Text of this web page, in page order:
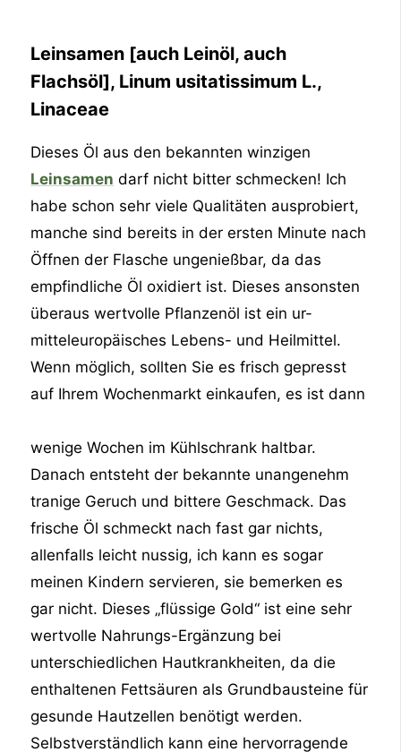
Leinsamen [auch Leinöl, auch
Flachsöl], Linum usitatissimum L.,
Linaceae
Dieses Öl aus den bekannten winzigen
Leinsamen darf nicht bitter schmecken! Ich
habe schon sehr viele Qualitäten ausprobiert,
manche sind bereits in der ersten Minute nach
Öffnen der Flasche ungenießbar, da das
empfindliche Öl oxidiert ist. Dieses ansonsten
überaus wertvolle Pflanzenöl ist ein ur-
mitteleuropäisches Lebens- und Heilmittel.
Wenn möglich, sollten Sie es frisch gepresst
auf Ihrem Wochenmarkt einkaufen, es ist dann
wenige Wochen im Kühlschrank haltbar.
Danach entsteht der bekannte unangenehm
tranige Geruch und bittere Geschmack. Das
frische Öl schmeckt nach fast gar nichts,
allenfalls leicht nussig, ich kann es sogar
meinen Kindern servieren, sie bemerken es
gar nicht. Dieses „flüssige Gold“ ist eine sehr
wertvolle Nahrungs-Ergänzung bei
unterschiedlichen Hautkrankheiten, da die
enthaltenen Fettsäuren als Grundbausteine für
gesunde Hautzellen benötigt werden.
Selbstverständlich kann eine hervorragende